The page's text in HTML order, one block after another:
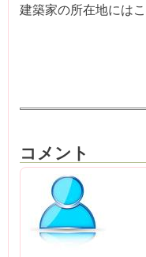
建築家の所在地には
コメント